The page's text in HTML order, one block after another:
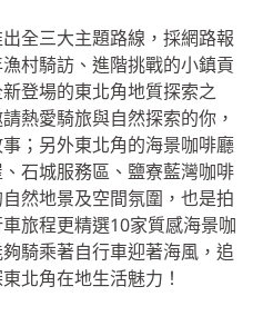
全三大主題路線，採網路報
村騎訪、進階挑戰的小鎮貢
登場的東北角地質探索之
熱愛騎旅與自然探索的你，
；另外東北角的海景咖啡廳
石城服務區、鹽寮藍灣咖啡
然地景及空間氛圍，也是拍
旅程更精選10家質感海景咖
騎乘著自行車迎著海風，追
北角在地生活魅力！